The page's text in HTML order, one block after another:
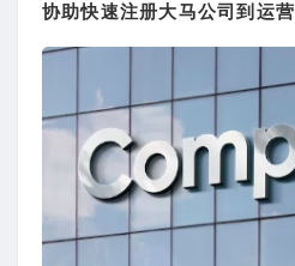
协助快速注册大马公司到运营